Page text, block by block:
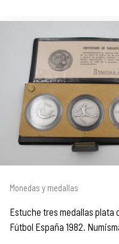
Monedas y medallas
Estuche tres medallas plata
Fútbol España 1982.